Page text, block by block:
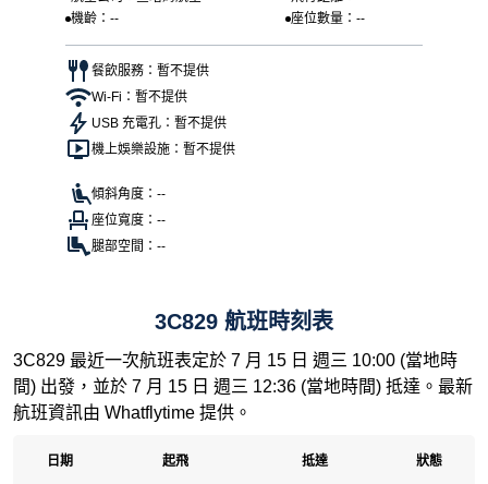
機齡：--
座位數量：--
餐飲服務：暫不提供
Wi-Fi：暫不提供
USB 充電孔：暫不提供
機上娛樂設施：暫不提供
傾斜角度：--
座位寬度：--
腿部空間：--
3C829 航班時刻表
3C829 最近一次航班表定於 7 月 15 日 週三 10:00 (當地時
間) 出發，並於 7 月 15 日 週三 12:36 (當地時間) 抵達。最新
航班資訊由 Whatflytime 提供。
日期 起飛 抵達 狀態